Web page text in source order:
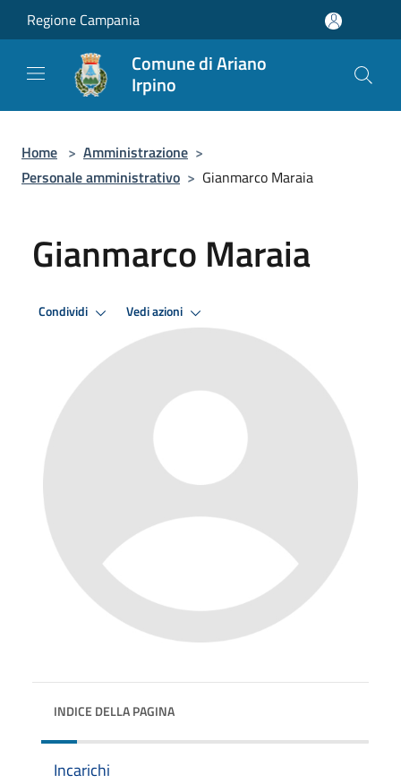
Salta al contenuto principale
Regione Campania
Comune di Ariano
Irpino
Home > Amministrazione >
Personale amministrativo > Gianmarco Maraia
Gianmarco Maraia
Condividi Vedi azioni
INDICE DELLA PAGINA
Incarichi